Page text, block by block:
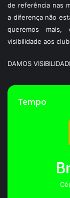
de referência nas
a diferença não
queremos
visibilidade aos
DAMOS
Tempo